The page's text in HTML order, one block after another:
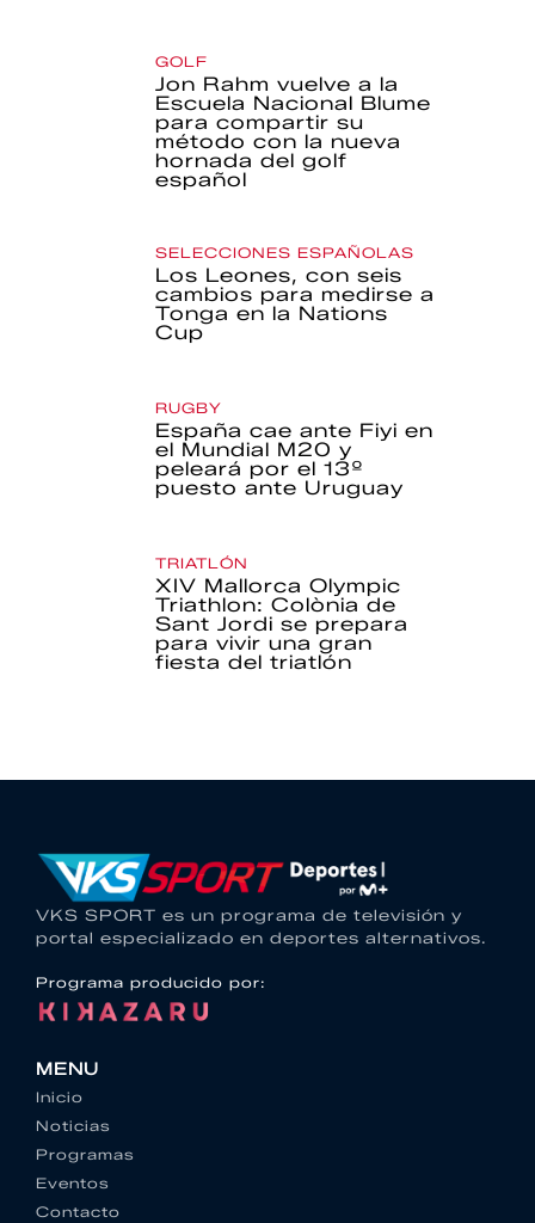
GOLF
Jon Rahm vuelve a la
Escuela Nacional Blume
para compartir su
método con la nueva
hornada del golf
español
SELECCIONES ESPAÑOLAS
Los Leones, con seis
cambios para medirse a
Tonga en la Nations
Cup
RUGBY
España cae ante Fiyi en
el Mundial M20 y
peleará por el 13º
puesto ante Uruguay
TRIATLÓN
XIV Mallorca Olympic
Triathlon: Colònia de
Sant Jordi se prepara
para vivir una gran
fiesta del triatlón
VKS SPORT es un programa de televisión y
portal especializado en deportes alternativos.
Programa producido por:
MENU
Inicio
Noticias
Programas
Eventos
Contacto